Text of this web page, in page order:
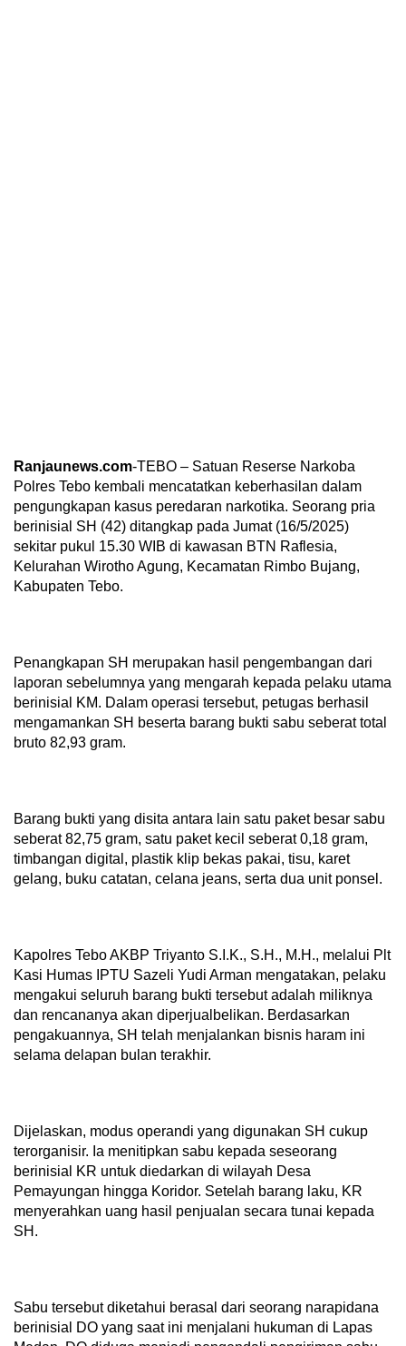
Ranjaunews.com-TEBO – Satuan Reserse Narkoba
Polres Tebo kembali mencatatkan keberhasilan dalam
pengungkapan kasus peredaran narkotika. Seorang pria
berinisial SH (42) ditangkap pada Jumat (16/5/2025)
sekitar pukul 15.30 WIB di kawasan BTN Raflesia,
Kelurahan Wirotho Agung, Kecamatan Rimbo Bujang,
Kabupaten Tebo.
Penangkapan SH merupakan hasil pengembangan dari
laporan sebelumnya yang mengarah kepada pelaku utama
berinisial KM. Dalam operasi tersebut, petugas berhasil
mengamankan SH beserta barang bukti sabu seberat total
bruto 82,93 gram.
Barang bukti yang disita antara lain satu paket besar sabu
seberat 82,75 gram, satu paket kecil seberat 0,18 gram,
timbangan digital, plastik klip bekas pakai, tisu, karet
gelang, buku catatan, celana jeans, serta dua unit ponsel.
Kapolres Tebo AKBP Triyanto S.I.K., S.H., M.H., melalui Plt
Kasi Humas IPTU Sazeli Yudi Arman mengatakan, pelaku
mengakui seluruh barang bukti tersebut adalah miliknya
dan rencananya akan diperjualbelikan. Berdasarkan
pengakuannya, SH telah menjalankan bisnis haram ini
selama delapan bulan terakhir.
Dijelaskan, modus operandi yang digunakan SH cukup
terorganisir. Ia menitipkan sabu kepada seseorang
berinisial KR untuk diedarkan di wilayah Desa
Pemayungan hingga Koridor. Setelah barang laku, KR
menyerahkan uang hasil penjualan secara tunai kepada
SH.
Sabu tersebut diketahui berasal dari seorang narapidana
berinisial DO yang saat ini menjalani hukuman di Lapas